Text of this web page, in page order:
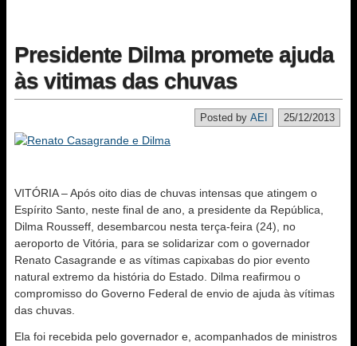
Presidente Dilma promete ajuda
às vitimas das chuvas
25/12/2013
Posted by AEI
VITÓRIA – Após oito dias de chuvas intensas que atingem o
Espírito Santo, neste final de ano, a presidente da República,
Dilma Rousseff, desembarcou nesta terça-feira (24), no
aeroporto de Vitória, para se solidarizar com o governador
Renato Casagrande e as vítimas capixabas do pior evento
natural extremo da história do Estado. Dilma reafirmou o
compromisso do Governo Federal de envio de ajuda às vítimas
das chuvas.
Ela foi recebida pelo governador e, acompanhados de ministros